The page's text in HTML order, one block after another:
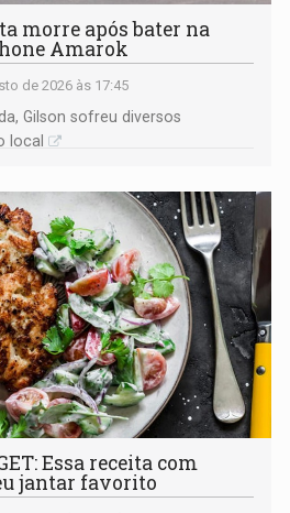
morre após bater na
Amarok
de 2026 às 17:45
Gilson sofreu diversos
local
Essa receita com
jantar favorito